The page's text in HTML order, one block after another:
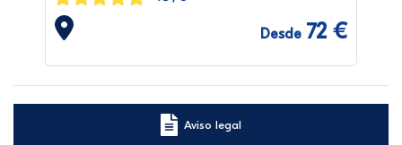
Desde 72 €
Aviso legal